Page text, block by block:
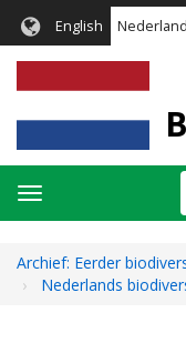
gaan
English
Navigatie
wisselen
Archief: Eerder
Nederlands